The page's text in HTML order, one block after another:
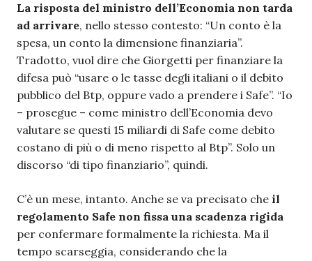
La risposta del ministro dell’Economia non tarda
ad arrivare, nello stesso contesto: “Un conto è la
spesa, un conto la dimensione finanziaria”.
Tradotto, vuol dire che Giorgetti per finanziare la
difesa può “usare o le tasse degli italiani o il debito
pubblico del Btp, oppure vado a prendere i Safe”. “Io
– prosegue – come ministro dell’Economia devo
valutare se questi 15 miliardi di Safe come debito
costano di più o di meno rispetto al Btp”. Solo un
discorso “di tipo finanziario”, quindi.
C’è un mese, intanto. Anche se va precisato che il
regolamento Safe non fissa una scadenza rigida
per confermare formalmente la richiesta. Ma il
tempo scarseggia, considerando che la